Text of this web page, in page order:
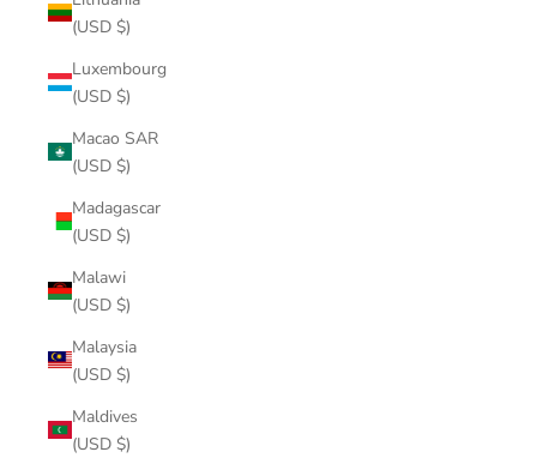
(USD $)
Luxembourg
(USD $)
Macao SAR
(USD $)
Madagascar
(USD $)
Malawi
(USD $)
Malaysia
(USD $)
Maldives
(USD $)